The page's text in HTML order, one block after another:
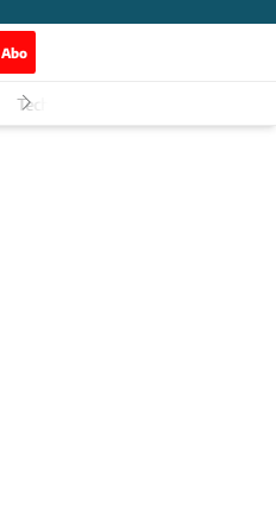
Abo
Tech & Zukunft